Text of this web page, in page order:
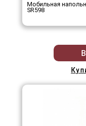
Мобильная
SR598